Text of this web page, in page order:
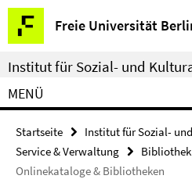
Springe
direkt
zu
Inhalt
Freie Universität
Service-
Navigation
Institut für Sozial- und
MENÜ
Startseite
Institut für Sozial-
Service & Verwaltung
Onlinekataloge & Bibliotheken